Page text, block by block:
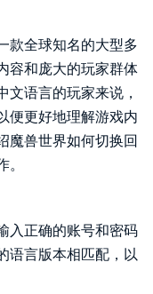
全球知名的大型多
容和庞大的玩家群体
语言的玩家来说，
便更好地理解游戏内
魔兽世界如何切换回
入正确的账号和密码
语言版本相匹配，以